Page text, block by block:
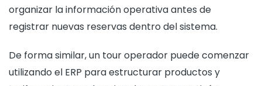
organizar la información operativa antes de
registrar nuevas reservas dentro del sistema.
De forma similar, un tour operador puede comenzar
utilizando el ERP para estructurar productos y